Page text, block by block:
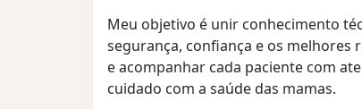
Meu objetivo é unir conhecimento
segurança, confiança e os melhores
e acompanhar cada paciente com
cuidado com a saúde das mamas.